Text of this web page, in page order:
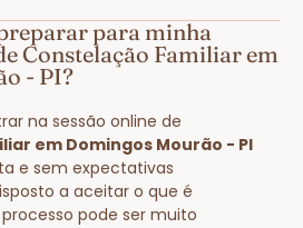
para minha
Constelação Familiar em
- PI?
na sessão online de
em Domingos Mourão - PI
e sem expectativas
a aceitar o que é
pode ser muito